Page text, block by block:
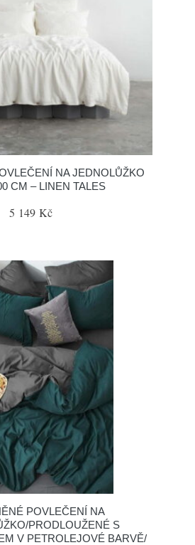
NA JEDNOLŮŽKO
CM – LINEN TALES
5 149 Kč
POVLEČENÍ NA
PRODLOUŽENÉ S
V PETROLEJOVÉ BARVĚ/